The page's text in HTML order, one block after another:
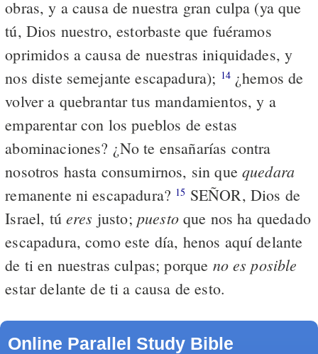
obras, y a causa de nuestra gran culpa (ya que
tú, Dios nuestro, estorbaste que fuéramos
oprimidos a causa de nuestras iniquidades, y
nos diste semejante escapadura); 14¿hemos de
volver a quebrantar tus mandamientos, y a
emparentar con los pueblos de estas
abominaciones? ¿No te ensañarías contra
nosotros hasta consumirnos, sin que quedara
remanente ni escapadura? 15 SEÑOR, Dios de
Israel, tú eres justo; puestoque nos ha quedado
escapadura, como este día, henos aquí delante
de ti en nuestras culpas; porque no es posible
estar delante de ti a causa de esto.
Online Parallel Study Bible